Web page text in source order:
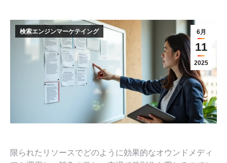
6月
11
2025
検索エンジンマーケテイング
限られたリソースでどのように効果的なオウンドメディ